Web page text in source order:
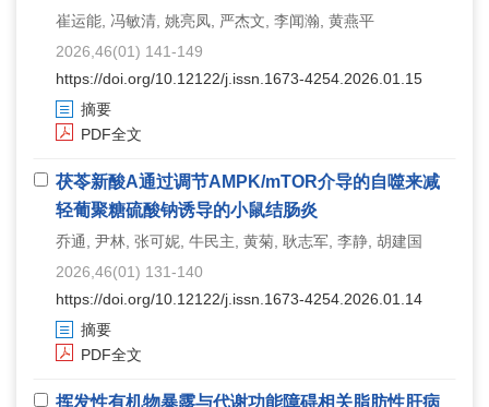
崔运能, 冯敏清, 姚亮凤, 严杰文, 李闻瀚, 黄燕平
2026,46(01) 141-149
https://doi.org/10.12122/j.issn.1673-4254.2026.01.15
摘要
PDF全文
茯苓新酸A通过调节AMPK/mTOR介导的自噬来减
轻葡聚糖硫酸钠诱导的小鼠结肠炎
乔通, 尹林, 张可妮, 牛民主, 黄菊, 耿志军, 李静, 胡建国
2026,46(01) 131-140
https://doi.org/10.12122/j.issn.1673-4254.2026.01.14
摘要
PDF全文
挥发性有机物暴露与代谢功能障碍相关脂肪性肝病